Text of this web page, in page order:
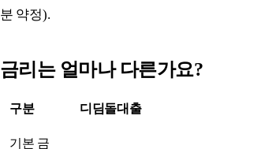
분 약정).
금리는 얼마나 다른가요?
구분 디딤돌대출
기본 금